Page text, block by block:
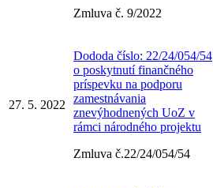
Zmluva č. 9/2022
27. 5. 2022
Dododa číslo: 22/24/054/54
o poskytnutí finančného
príspevku na podporu
zamestnávania
znevýhodnených UoZ v
rámci národného projektu
Zmluva č.22/24/054/54